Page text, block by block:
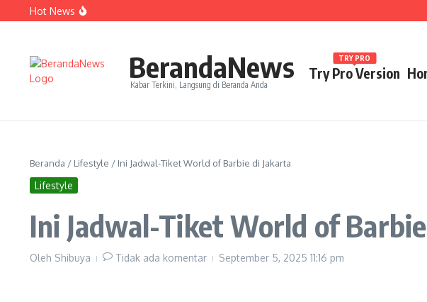
Lewati ke konten
Hot News
Janji Roberto Mancini usai Jadi Pelatih Timnas Italia
BerandaNews
Kabar Terkini, Langsung di Beranda Anda
Try Pro Version
TRY PRO
Beranda / Lifestyle / Ini Jadwal-Tiket World of Barbie di Jakarta
Lifestyle
Ini Jadwal-Tiket World of
Oleh Shibuya Tidak ada komentar September 5, 2025 11:16 pm